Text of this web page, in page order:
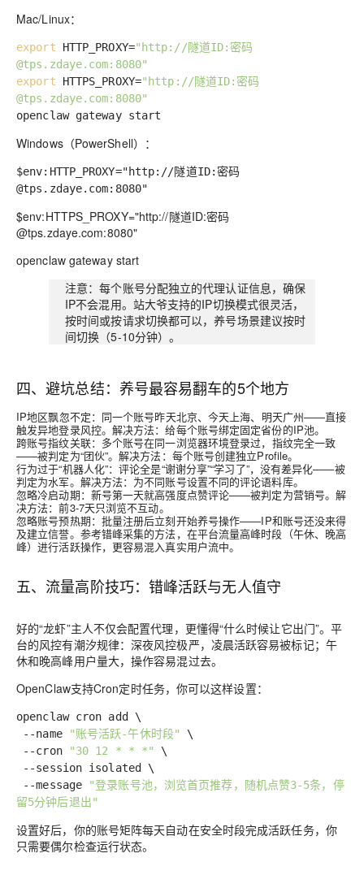
Mac/Linux：
export HTTP_PROXY="http://隧道ID:密码
@tps.zdaye.com:8080"
export HTTPS_PROXY="http://隧道ID:密码
@tps.zdaye.com:8080"
openclaw gateway start
Windows（PowerShell）：
$env:HTTP_PROXY="http://隧道ID:密码
@tps.zdaye.com:8080"
$env:HTTPS_PROXY="http://隧道ID:密码
@tps.zdaye.com:8080"
openclaw gateway start
注意：每个账号分配独立的代理认证信息，确保
IP不会混用。站大爷支持的IP切换模式很灵活，
按时间或按请求切换都可以，养号场景建议按时
间切换（5-10分钟）。
四、避坑总结：养号最容易翻车的5个地方
IP地区飘忽不定：同一个账号昨天北京、今天上海、明天广州——直接
触发异地登录风控。解决方法：给每个账号绑定固定省份的IP池。
跨账号指纹关联：多个账号在同一浏览器环境登录过，指纹完全一致
——被判定为“团伙”。解决方法：每个账号创建独立Profile。
行为过于“机器人化”：评论全是“谢谢分享”“学习了”，没有差异化——被
判定为水军。解决方法：为不同账号设置不同的评论语料库。
忽略冷启动期：新号第一天就高强度点赞评论——被判定为营销号。解
决方法：前3-7天只浏览不互动。
忽略账号预热期：批量注册后立刻开始养号操作——IP和账号还没来得
及建立信誉。参考错峰采集的方法，在平台流量高峰时段（午休、晚高
峰）进行活跃操作，更容易混入真实用户流中。
五、流量高阶技巧：错峰活跃与无人值守
好的“龙虾”主人不仅会配置代理，更懂得“什么时候让它出门”。平
台的风控有潮汐规律：深夜风控极严，凌晨活跃容易被标记；午
休和晚高峰用户量大，操作容易混过去。
OpenClaw支持Cron定时任务，你可以这样设置：
openclaw cron add \
--name
"账号活跃-午休时段"
\
--cron
"30 12 * * *"
\
--session isolated \
--message
"登录账号池，浏览首页推荐，随机点赞3-5条，停
留5分钟后退出"
设置好后，你的账号矩阵每天自动在安全时段完成活跃任务，你
只需要偶尔检查运行状态。